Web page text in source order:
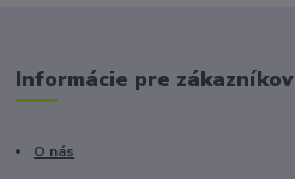
Informácie pre zákazníkov
O nás